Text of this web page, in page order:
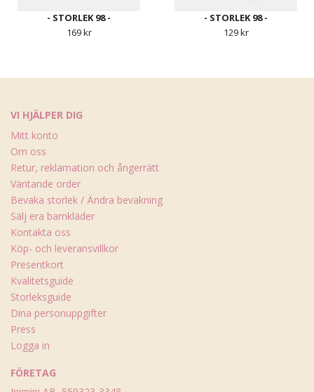
- STORLEK 98 -
169 kr
- STORLEK 98 -
129 kr
VI HJÄLPER DIG
Mitt konto
Om oss
Retur, reklamation och ångerrätt
Väntande order
Bevaka storlek / Ändra bevakning
Sälj era barnkläder
Kontakta oss
Köp- och leveransvillkor
Presentkort
Kvalitetsguide
Storleksguide
Dina personuppgifter
Press
Logga in
FÖRETAG